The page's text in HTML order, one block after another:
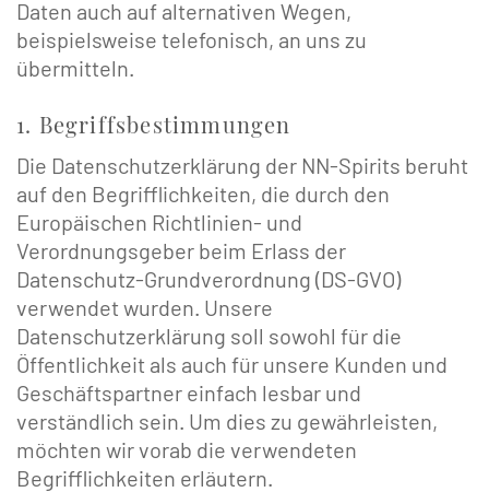
Daten auch auf alternativen Wegen,
beispielsweise telefonisch, an uns zu
übermitteln.
1. Begriffsbestimmungen
Die Datenschutzerklärung der NN-Spirits beruht
auf den Begrifflichkeiten, die durch den
Europäischen Richtlinien- und
Verordnungsgeber beim Erlass der
Datenschutz-Grundverordnung (DS-GVO)
verwendet wurden. Unsere
Datenschutzerklärung soll sowohl für die
Öffentlichkeit als auch für unsere Kunden und
Geschäftspartner einfach lesbar und
verständlich sein. Um dies zu gewährleisten,
möchten wir vorab die verwendeten
Begrifflichkeiten erläutern.